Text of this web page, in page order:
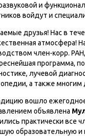
и
войдут и
друзья! Нас в
атмосфера!
член-корр.
программа,
лучевой
а также
вошло
объявлена
практически все
образовательную и